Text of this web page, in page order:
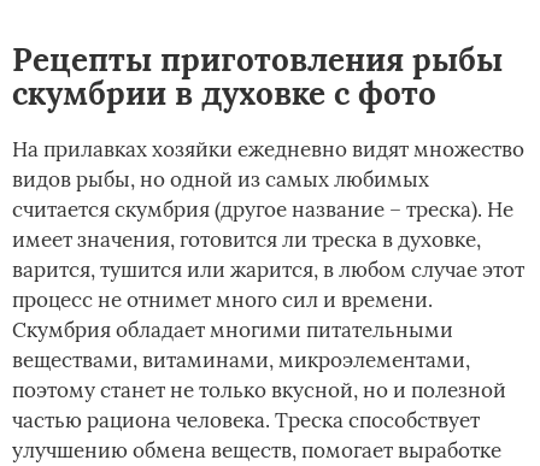
Рецепты приготовления рыбы
скумбрии в духовке с фото
На прилавках хозяйки ежедневно видят множество
видов рыбы, но одной из самых любимых
считается скумбрия (другое название – треска). Не
имеет значения, готовится ли треска в духовке,
варится, тушится или жарится, в любом случае этот
процесс не отнимет много сил и времени.
Скумбрия обладает многими питательными
веществами, витаминами, микроэлементами,
поэтому станет не только вкусной, но и полезной
частью рациона человека. Треска способствует
улучшению обмена веществ, помогает выработке